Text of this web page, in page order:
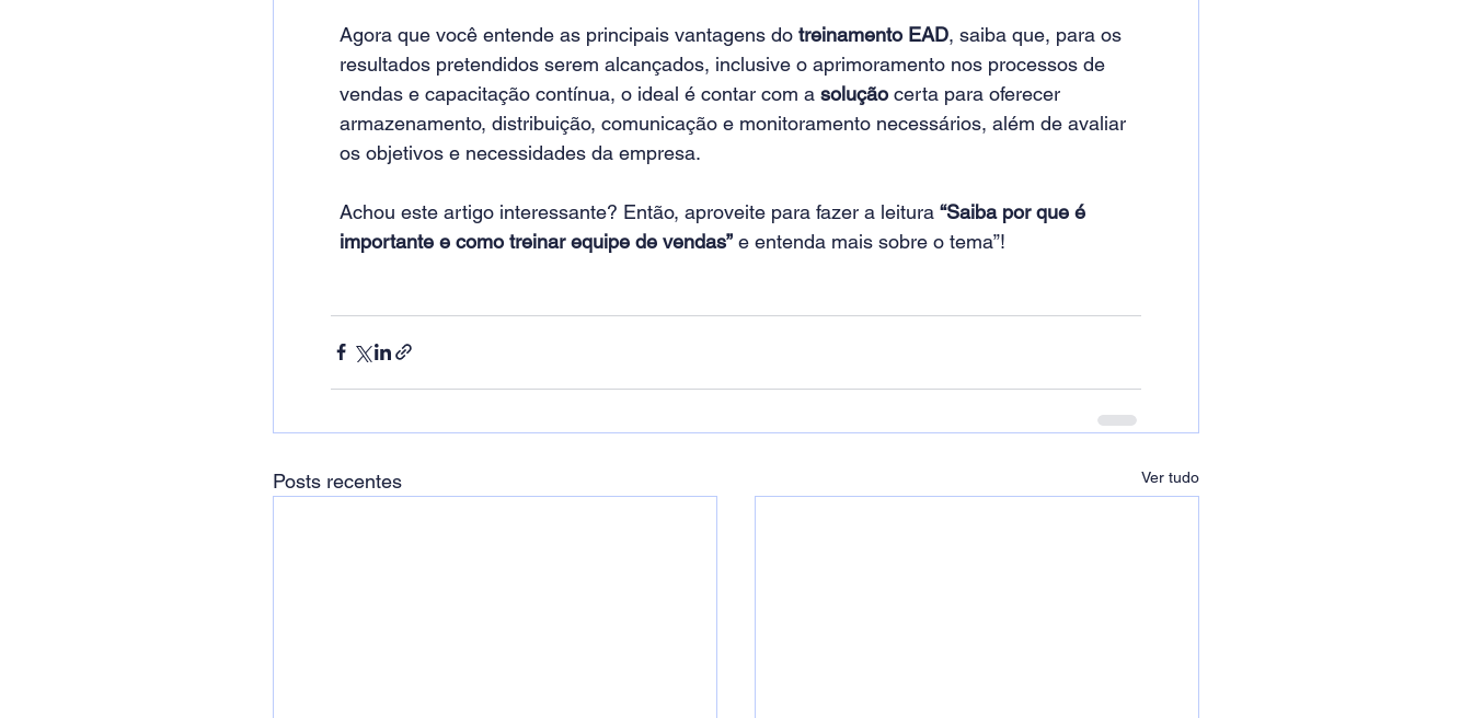
Agora que você entende as principais vantagens do treinamento EAD, saiba que, para os
resultados pretendidos serem alcançados, inclusive o aprimoramento nos processos de
vendas e capacitação contínua, o ideal é contar com a solução certa para oferecer
armazenamento, distribuição, comunicação e monitoramento necessários, além de avaliar
os objetivos e necessidades da empresa.
Achou este artigo interessante? Então, aproveite para fazer a leitura “Saiba por que é
importante e como treinar equipe de vendas” e entenda mais sobre o tema”!
Posts recentes Ver tudo